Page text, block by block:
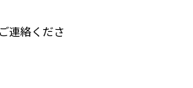
連絡くださ